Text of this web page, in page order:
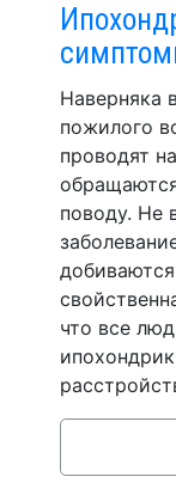
Наверняка
пожилого
проводят
поводу. Не
что все